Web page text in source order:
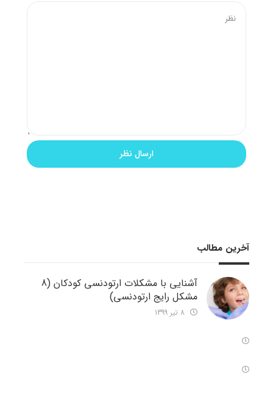
آخرین مطالب
آشنایی با مشکلات ارتودنسی کودکان (8
مشکل رایج ارتودنسی)